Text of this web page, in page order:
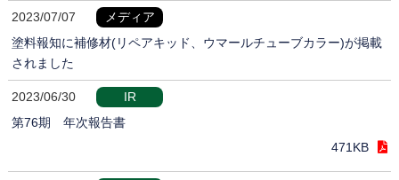
2023/07/07
メディア
塗料報知に補修材(リペアキッド、ウマールチューブカラー)が掲載
されました
2023/06/30
IR
第76期 年次報告書
471KB